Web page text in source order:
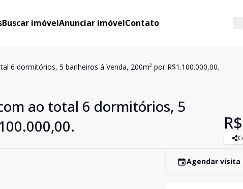
Buscar imóvelAnunciar imóvelContato
6 dormitórios, 5 banheiros á Venda, 200m² por R$1.100.000,00.
ao total 6 dormitórios, 5
Agendar visita